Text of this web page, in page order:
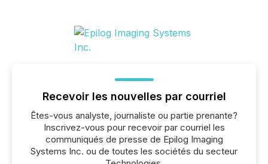
Recevoir les nouvelles par courriel
Êtes-vous analyste, journaliste ou partie prenante?
Inscrivez-vous pour recevoir par courriel les
communiqués de presse de Epilog Imaging
Systems Inc. ou de toutes les sociétés du secteur